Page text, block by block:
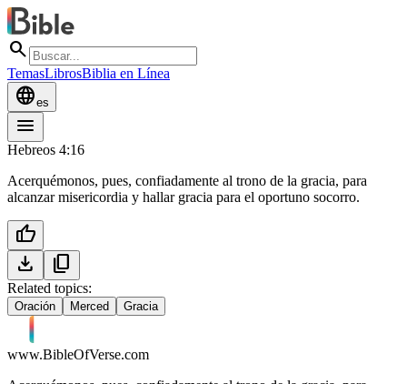
search
TemasLibrosBiblia en Línea
languagees
menu
Hebreos 4:16
Acerquémonos, pues, confiadamente al trono de la gracia, para
alcanzar misericordia y hallar gracia para el oportuno socorro.
thumb_up
download
content_copy
Related topics:
Oración Merced Gracia
www.BibleOfVerse.com